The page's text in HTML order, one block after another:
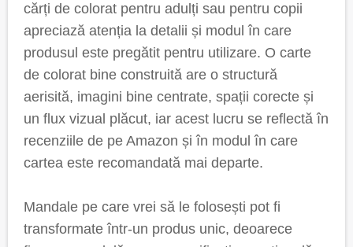
cărți de colorat pentru adulți sau pentru copii
apreciază atenția la detalii și modul în care
produsul este pregătit pentru utilizare. O carte
de colorat bine construită are o structură
aerisită, imagini bine centrate, spații corecte și
un flux vizual plăcut, iar acest lucru se reflectă în
recenziile de pe Amazon și în modul în care
cartea este recomandată mai departe.
Mandale pe care vrei să le folosești pot fi
transformate într-un produs unic, deoarece